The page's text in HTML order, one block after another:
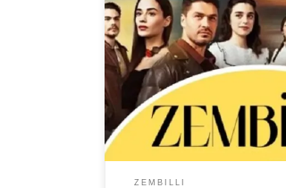
ZEMBILLI